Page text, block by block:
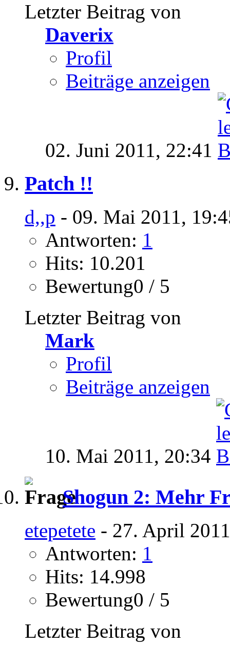
Letzter Beitrag von
Daverix
Profil
Beiträge anzeigen
02. Juni 2011, 22:41
Patch !!
d,,p - 09. Mai 2011,
Antworten: 1
Hits: 10.201
Bewertung0 / 5
Letzter Beitrag von
Mark
Profil
Beiträge anzeigen
10. Mai 2011, 20:34
Shogun 2: Mehr
etepetete - 27. April
Antworten: 1
Hits: 14.998
Bewertung0 / 5
Letzter Beitrag von